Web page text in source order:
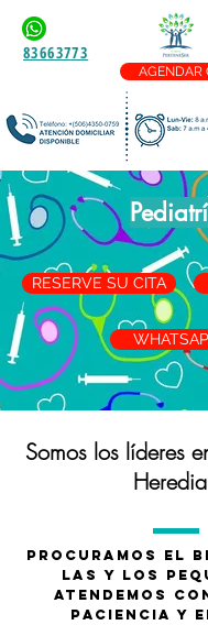
83663773
AGENDAR
RESERVE SU CITA
Somos los líderes
Procuramos el
las y los
atendemos
paciencia y